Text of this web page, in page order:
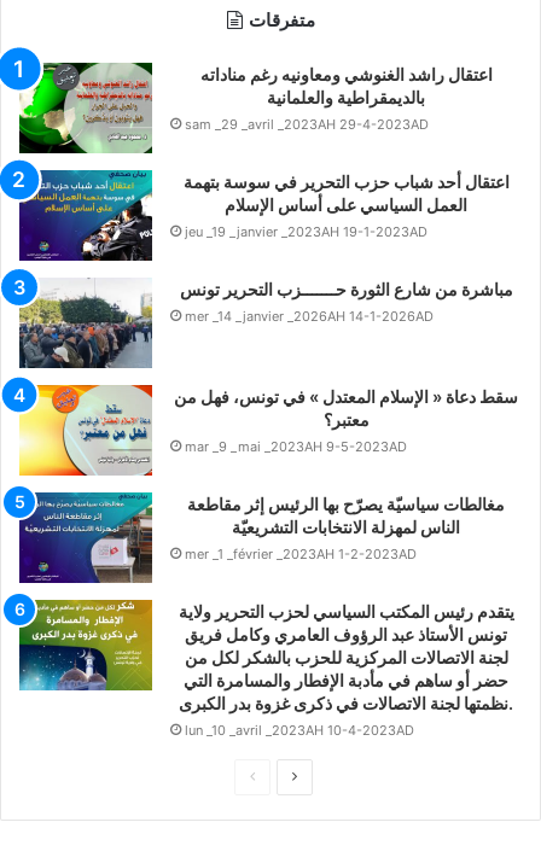
متفرقات
اعتقال راشد الغنوشي ومعاونيه رغم مناداته
بالديمقراطية والعلمانية
sam _29 _avril _2023AH 29-4-2023AD
اعتقال أحد شباب حزب التحرير في سوسة بتهمة
العمل السياسي على أساس الإسلام
jeu _19 _janvier _2023AH 19-1-2023AD
مباشرة من شارع الثورة حـــــــزب التحرير تونس
mer _14 _janvier _2026AH 14-1-2026AD
سقط دعاة « الإسلام المعتدل » في تونس، فهل من
معتبر؟
mar _9 _mai _2023AH 9-5-2023AD
مغالطات سياسيّة يصرّح بها الرئيس إثر مقاطعة
الناس لمهزلة الانتخابات التشريعيّة
mer _1 _février _2023AH 1-2-2023AD
يتقدم رئيس المكتب السياسي لحزب التحرير ولاية
تونس الأستاذ عبد الرؤوف العامري وكامل فريق
لجنة الاتصالات المركزية للحزب بالشكر لكل من
حضر أو ساهم في مأدبة الإفطار والمسامرة التي
نظمتها لجنة الاتصالات في ذكرى غزوة بدر الكبرى.
lun _10 _avril _2023AH 10-4-2023AD